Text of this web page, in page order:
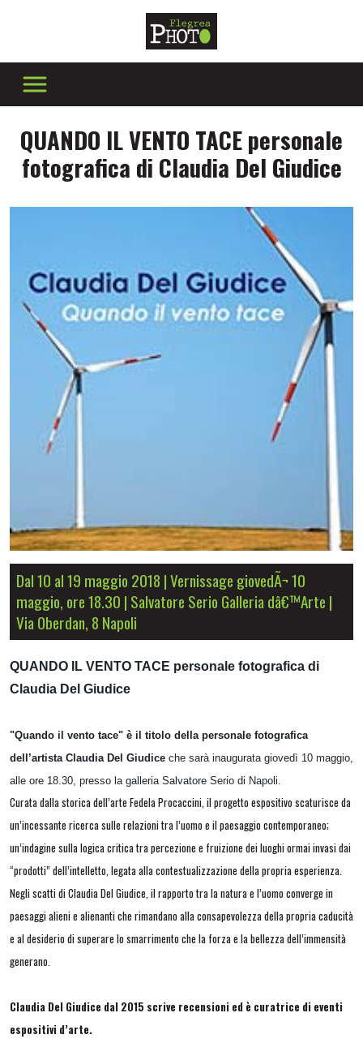
QUANDO IL VENTO TACE personale
fotografica di Claudia Del Giudice
Dal 10 al 19 maggio 2018 | Vernissage giovedÃ¬ 10
maggio, ore 18.30 | Salvatore Serio Galleria dâ€™Arte |
Via Oberdan, 8 Napoli
QUANDO IL VENTO TACE personale fotografica di
Claudia Del Giudice
"Quando il vento tace" è il titolo della personale fotografica
dell’artista Claudia Del Giudice che sarà inaugurata giovedì 10 maggio,
alle ore 18.30, presso la galleria Salvatore Serio di Napoli.
Curata dalla storica dell’arte Fedela Procaccini, il progetto espositivo scaturisce da
un’incessante ricerca sulle relazioni tra l’uomo e il paesaggio contemporaneo;
un’indagine sulla logica critica tra percezione e fruizione dei luoghi ormai invasi dai
“prodotti” dell’intelletto, legata alla contestualizzazione della propria esperienza.
Negli scatti di Claudia Del Giudice, il rapporto tra la natura e l’uomo converge in
paesaggi alieni e alienanti che rimandano alla consapevolezza della propria caducità
e al desiderio di superare lo smarrimento che la forza e la bellezza dell’immensità
generano.
Claudia Del Giudice dal 2015 scrive recensioni ed è curatrice di eventi
espositivi d’arte.